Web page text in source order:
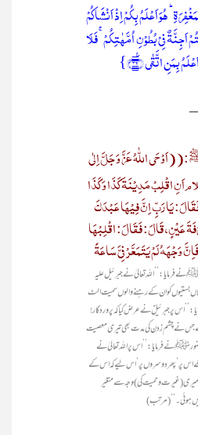
ہُوَ اَعۡلَمُ بِکُمۡ اِذۡ اَنۡشَاَکُمۡ
اَجِنَّۃٌ فِیۡ بُطُوۡنِ اُمَّہٰتِکُمۡ ۚ فَلَا
بِمَنِ اتَّقٰی ٪﴿۳۲﴾}
:((اَوْحَی اللّٰہُ عَزَّ وَ جَلَّ اِلٰی
اَنِ اقْلِبْ مَدِیْنَۃَ کَذَا وَ کَذَا
یَا رَبِّ اِنَّ فِیْھَا عَبْدَکَ
عَیْنٍ، قَالَ: فَقَالَ: اقْلِبْھَا
وَجْھَہُ لَمْ یَتَمَعَّرْ فِیَّ سَاعَۃً
نے فرمایا:’’اللہ تعالیٰ نے جبرئیل علیہ
فلاں بستیوں کو ان کے رہنے والوں سمیت الٹ
پر جبرئیلؑ نے عرض کیا کہ پروردگار!
ہے جس نے چشم زدن کی مدت بھی تیری معصیت
نے فرمایا:’’اس پر اللہ تعالیٰ نے
اس پر‘ پھر دوسروں پر‘ اس لیے کہ اس کے
(غیرت و حمیت کی) وجہ سے متغیر
ہوئی۔‘‘ (مرتب)